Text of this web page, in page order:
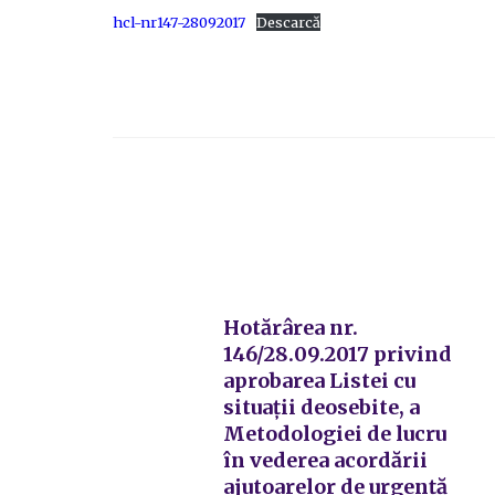
hcl-nr147-28092017 Descarcă
Hotărârea nr.
146/28.09.2017 privind
aprobarea Listei cu
situații deosebite, a
Metodologiei de lucru
în vederea acordării
ajutoarelor de urgență